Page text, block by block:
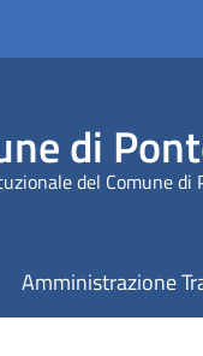
di
del Comune di
Amministrazione